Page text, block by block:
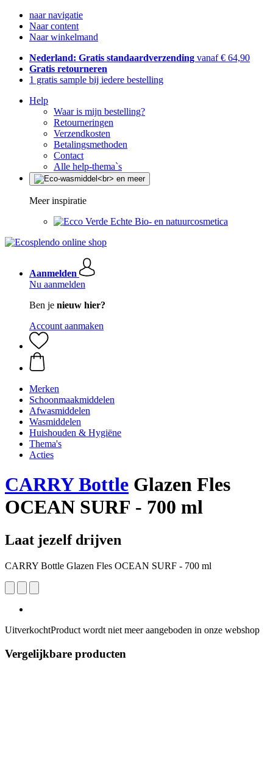
naar navigatie
Naar content
Naar winkelmand
Nederland: Gratis standaardverzending vanaf € 64,90
Gratis retourneren
1 gratis sample bij iedere bestelling
Help
Waar is mijn bestelling?
Retourneringen
Verzendkosten
Betalingsmethoden
Contact
Alle help-thema`s
Meer inspiratie
Echte Bio- en natuurcosmetica
Aanmelden
Nu aanmelden
Ben je nieuw hier?
Account aanmaken
Merken
Schoonmaakmiddelen
Afwasmiddelen
Wasmiddelen
Huishouden & Hygiëne
Thema's
Acties
CARRY Bottle Glazen Fles
OCEAN SURF - 700 ml
Laat jezelf drijven
CARRY Bottle Glazen Fles OCEAN SURF - 700 ml
UitverkochtProduct wordt niet meer aangeboden in onze webshop
Vergelijkbare producten